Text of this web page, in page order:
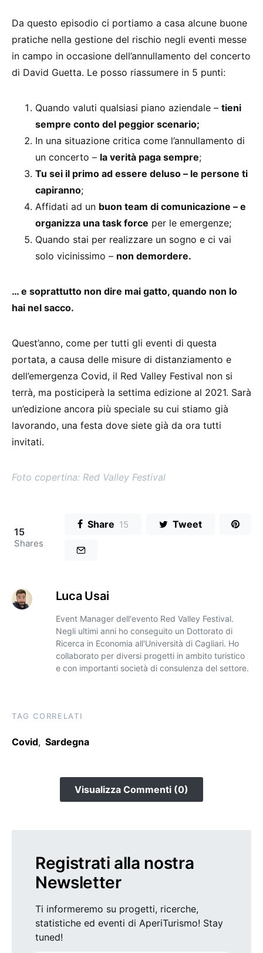
Da questo episodio ci portiamo a casa alcune buone
pratiche nella gestione del rischio negli eventi messe
in campo in occasione dell’annullamento del concerto
di David Guetta. Le posso riassumere in 5 punti:
Quando valuti qualsiasi piano aziendale – tieni
sempre conto del peggior scenario;
In una situazione critica come l’annullamento di
un concerto – la verità paga sempre;
Tu sei il primo ad essere deluso – le persone ti
capiranno;
Affidati ad un buon team di comunicazione – e
organizza una task force per le emergenze;
Quando stai per realizzare un sogno e ci vai
solo vicinissimo – non demordere.
… e soprattutto non dire mai gatto, quando non lo
hai nel sacco.
Quest’anno, come per tutti gli eventi di questa
portata, a causa delle misure di distanziamento e
dell’emergenza Covid, il Red Valley Festival non si
terrà, ma posticiperà la settima edizione al 2021. Sarà
un’edizione ancora più speciale su cui stiamo già
lavorando, una festa dove siete già da ora tutti
invitati.
Foto copertina: Red Valley Festival
15
Shares
Share 15 Tweet
Luca Usai
Event Manager dell'evento Red Valley Festival.
Negli ultimi anni ho conseguito un Dottorato di
Ricerca in Economia all'Università di Cagliari. Ho
collaborato per diversi progetti in ambito turistico
e con importanti società di consulenza del settore.
TAG CORRELATI
Covid, Sardegna
Visualizza Commenti (0)
Registrati alla nostra
Newsletter
Ti informeremo su progetti, ricerche,
statistiche ed eventi di AperiTurismo! Stay
tuned!